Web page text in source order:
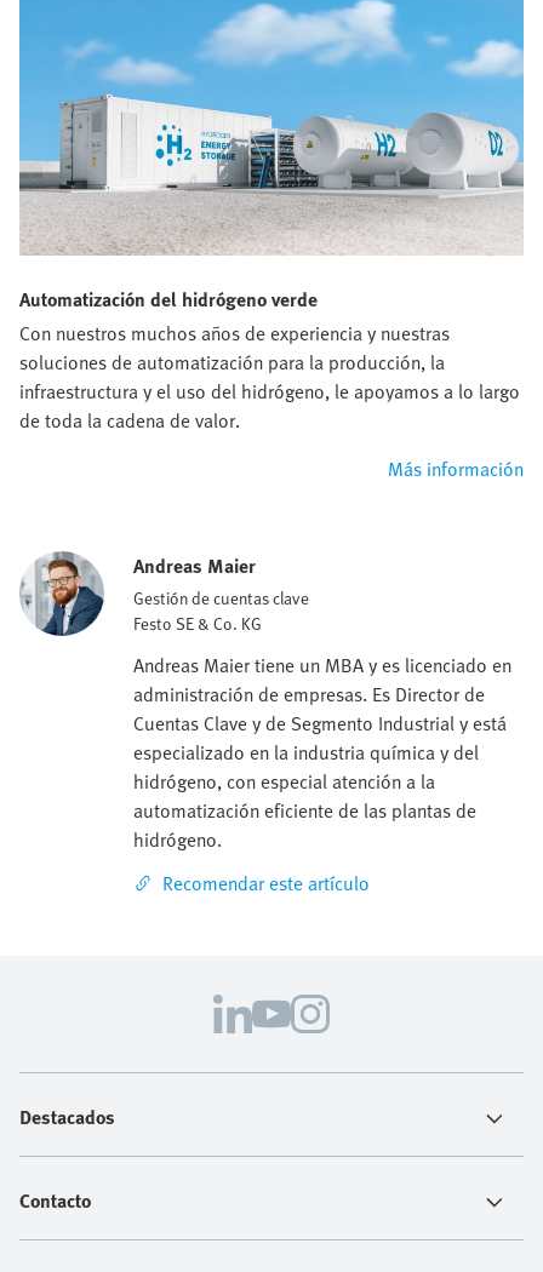
Automatización del hidrógeno verde
Con nuestros muchos años de experiencia y nuestras
soluciones de automatización para la producción, la
infraestructura y el uso del hidrógeno, le apoyamos a lo largo
de toda la cadena de valor.
Más información
Andreas Maier
Gestión de cuentas clave
Festo SE & Co. KG
Andreas Maier tiene un MBA y es licenciado en
administración de empresas. Es Director de
Cuentas Clave y de Segmento Industrial y está
especializado en la industria química y del
hidrógeno, con especial atención a la
automatización eficiente de las plantas de
hidrógeno.
Recomendar este artículo
Destacados
Contacto